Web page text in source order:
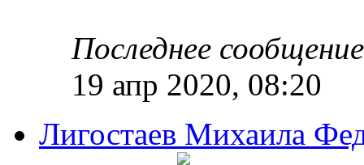
Последнее
19 апр 2020, 08:20
Лигостаев Михаила